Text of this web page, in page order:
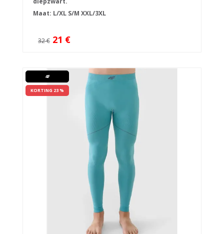
Maat: L/XL S/M XXL/3XL
32 € 21 €
4F
KORTING 23 %